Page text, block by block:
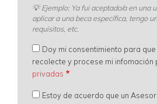
💡Ejemplo: Ya fui aceptado/a en una
aplicar a una beca específica, tengo
requisitos, etc.
Doy mi consentimiento para
recolecte y procese mi infomación
privadas
Estoy de acuerdo que un